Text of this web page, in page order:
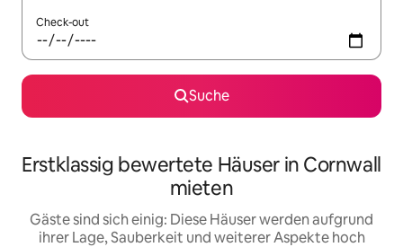
Check-out
Suche
Erstklassig bewertete Häuser in Cornwall
mieten
Gäste sind sich einig: Diese Häuser werden aufgrund
ihrer Lage, Sauberkeit und weiterer Aspekte hoch